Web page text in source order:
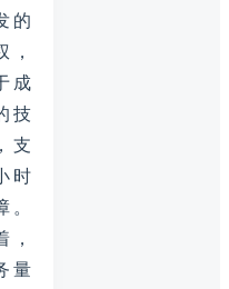
的
，
成
技
支
时
，
量